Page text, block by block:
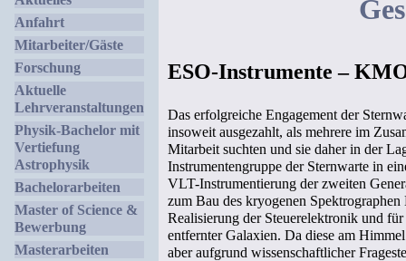
Anfahrt
Mitarbeiter/Gäste
Forschung
Aktuelle
Lehrveranstaltungen
Physik-Bachelor mit
Vertiefung
Astrophysik
Bachelorarbeiten
Master of Science &
Bewerbung
Masterarbeiten
ESO-Instrumente –
Das erfolgreiche Engagement der
insoweit ausgezahlt, als mehrere im
Mitarbeit suchten und sie daher in der
Instrumentengruppe der Sternwarte in
VLT-Instrumentierung der zweiten
zum Bau des kryogenen
Realisierung der Steuerelektronik und
entfernter Galaxien. Da diese am
aber aufgrund wissenschaftlicher